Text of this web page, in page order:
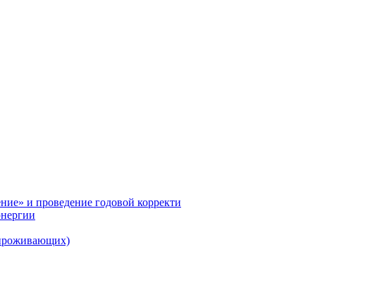
и проведение годовой корректи